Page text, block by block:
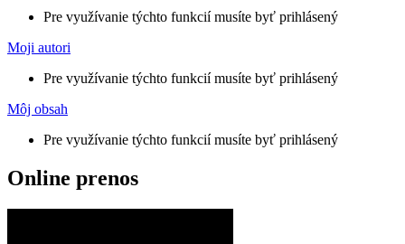
Pre využívanie týchto funkcií musíte byť prihlásený
Moji autori
Pre využívanie týchto funkcií musíte byť prihlásený
Môj obsah
Pre využívanie týchto funkcií musíte byť prihlásený
Online prenos